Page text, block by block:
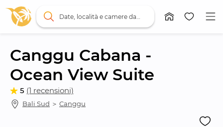
Canggu Cabana -
Ocean View Suite
5 (1 recensioni)
Bali Sud ＞ Canggu